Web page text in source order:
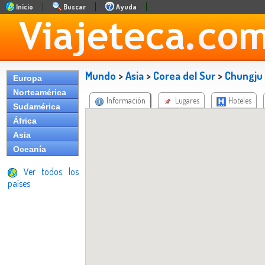
Inicio Buscar Ayuda
Europa
Norteamérica
Sudamérica
África
Asia
Oceanía
Ver todos los
países
Mundo >Asia > Corea del Sur > Chungju
Información Lugares Hoteles